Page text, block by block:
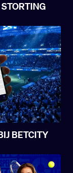
BETCITY